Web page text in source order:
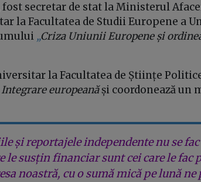
fost secretar de stat la Ministerul
la Facultatea de Studii Europene a
„Criza Uniunii Europene și
la Facultatea de Științe
Integrare europeanăși coordonează un
și reportajele independente nu se
le susțin financiar sunt cei care le fac
noastră, cu o sumă mică pe lună